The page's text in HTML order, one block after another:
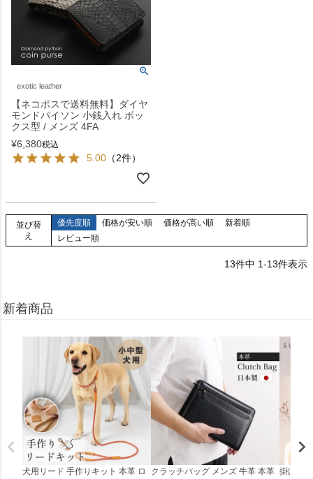
exotic leather
【ネコポスで送料無料】ダイヤ
モンドパイソン 小銭入れ ボッ
クス型 / メンズ 4FA
¥6,380税込
5.00 （2件）
並び替
え
優先度順 価格が安い順 価格が高い順
新着順
レビュー順
13件中 1-13件表示
新着商品
犬用リード 手作りキット 本革 ロ
クラッチバッグ メンズ 牛革 本革 掛け時